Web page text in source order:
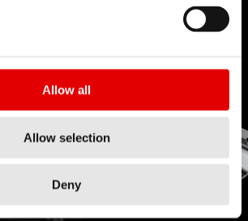
Allow all
Allow selection
Deny